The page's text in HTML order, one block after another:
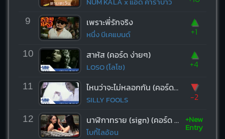
9 เพราะพี่รักจริง
หนึ่ง บีเคแบนด์
▲
+1
10 สาหัส (คอร์ด ง่ายๆ)
LOSO (โลโซ)
▲
+4
11 ไหนว่าจะไม่หลอกกัน (คอร์ด ง่ายๆ)
SILLY FOOLS
▼
-2
12 นาฬิกาทราย (sign) (คอร์ด ง่ายๆ)
โบกี้ไลอ้อน
+New
Entry